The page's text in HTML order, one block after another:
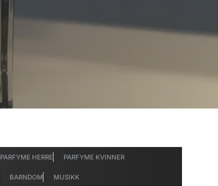
PARFYME HERRE PARFYME KVINNER
BARNDOM MUSIKK